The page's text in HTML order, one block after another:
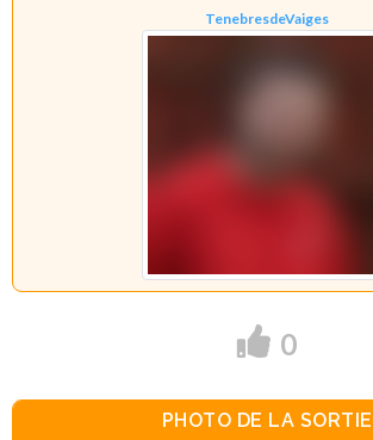
TenebresdeVaiges
0
PHOTO DE LA SORTIE